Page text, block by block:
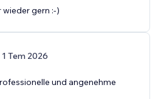
wieder gern :-)
1 Tem 2026
und angenehme